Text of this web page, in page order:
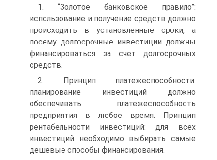
1. “Золотое банковское правило”:
использование и получение средств должно
происходить в установленные сроки, а
посему долгосрочные инвестиции должны
финансироваться за счет долгосрочных
средств.
2. Принцип платежеспособности:
планирование инвестиций должно
обеспечивать платежеспособность
предприятия в любое время. Принцип
рентабельности инвестиций: для всех
инвестиций необходимо выбирать самые
дешевые способы финансирования.